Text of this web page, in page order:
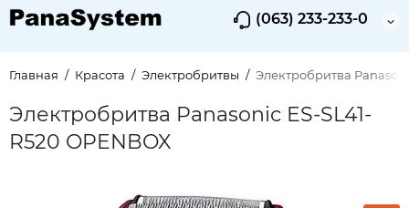
(063) 233-233-0
Главная Красота Электробритвы Электробритва
Электробритва Panasonic ES-SL41-
R520 OPENBOX